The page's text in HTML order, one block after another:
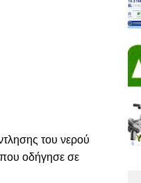
του νερού
οδήγησε σε